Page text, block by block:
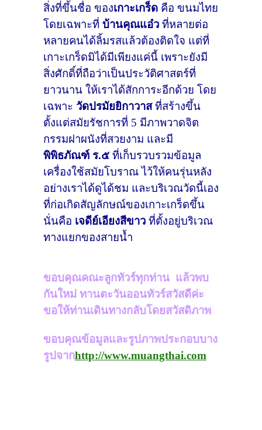
สิ่งที่ขึ้นชื่อ ของเกาะเกร็ด คือ ขนมไทย
โดยเฉพาะที่ บ้านคุณแอ๋ว ที่หลายต่อ
หลายคนได้ลิ้มรสแล้วต้องติดใจ แต่ที่
เกาะเกร็ดมิได้มีเพียงแค่นี้ เพราะยังมี
สิ่งศักดิ์ที่ถือว่าเป็นประวัติศาสตร์ที่
ยาวนาน ให้เราได้สักการะอีกด้วย โดย
เฉพาะ วัดปรมัยยิกาวาสที่สร้างขึ้น
ตั้งแต่สมัยรัชการที่ 5 มีภาพวาดจิต
กรรมฝาผนังที่สวยงาม และมี
พิพิธภัณฑ์ ร.๕ ที่เก็บรวบรวมข้อมูล
เครื่องใช้สมัยโบราณ ไว้ให้คนรุ่นหลัง
อย่างเราได้ดูได้ชม และบริเวณวัดนี้เอง
ที่ก่อเกิดสัญลักษณ์ของเกาะเกร็ดขึ้น
นั่นคือ เจดีย์เอียงสีขาว ที่ตั้งอยู่บริเวณ
ทางแยกของสายน้ำ
ขอบคุณคณะลูกทัวร์ทุกท่าน แล้วพบ
กันใหม่ ทานตะวันออนทัวร์สวัสดีค่ะ
ขอให้ท่านเดินทางกลับโดยสวัสดิภาพ
ขอบคุณข้อมูลและรูปภาพประกอบบาง
รูปจากhttp://www.muangthai.com